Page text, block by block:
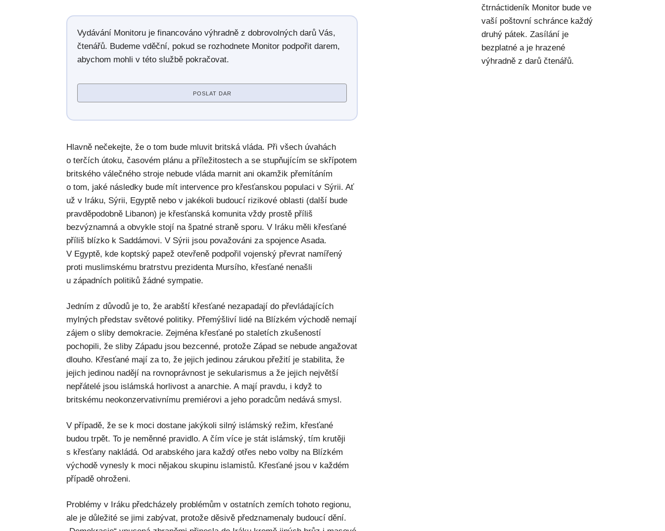
Vydávání Monitoru je financováno výhradně z dobrovolných darů Vás,
čtenářů. Budeme vděční, pokud se rozhodnete Monitor podpořit darem,
abychom mohli v této službě pokračovat.
POSLAT DAR
Hlavně nečekejte, že o tom bude mluvit britská vláda. Při všech úvahách
o terčích útoku, časovém plánu a příležitostech a se stupňujícím se skřípotem
britského válečného stroje nebude vláda marnit ani okamžik přemítáním
o tom, jaké následky bude mít intervence pro křesťanskou populaci v Sýrii. Ať
už v Iráku, Sýrii, Egyptě nebo v jakékoli budoucí rizikové oblasti (další bude
pravděpodobně Libanon) je křesťanská komunita vždy prostě příliš
bezvýznamná a obvykle stojí na špatné straně sporu. V Iráku měli křesťané
příliš blízko k Saddámovi. V Sýrii jsou považováni za spojence Asada.
V Egyptě, kde koptský papež otevřeně podpořil vojenský převrat namířený
proti muslimskému bratrstvu prezidenta Mursího, křesťané nenašli
u západních politiků žádné sympatie.
Jedním z důvodů je to, že arabští křesťané nezapadají do převládajících
mylných představ světové politiky. Přemýšliví lidé na Blízkém východě nemají
zájem o sliby demokracie. Zejména křesťané po staletích zkušeností
pochopili, že sliby Západu jsou bezcenné, protože Západ se nebude angažovat
dlouho. Křesťané mají za to, že jejich jedinou zárukou přežití je stabilita, že
jejich jedinou nadějí na rovnoprávnost je sekularismus a že jejich největší
nepřátelé jsou islámská horlivost a anarchie. A mají pravdu, i když to
britskému neokonzervativnímu premiérovi a jeho poradcům nedává smysl.
V případě, že se k moci dostane jakýkoli silný islámský režim, křesťané
budou trpět. To je neměnné pravidlo. A čím více je stát islámský, tím krutěji
s křesťany nakládá. Od arabského jara každý otřes nebo volby na Blízkém
východě vynesly k moci nějakou skupinu islamistů. Křesťané jsou v každém
případě ohroženi.
Problémy v Iráku předcházely problémům v ostatních zemích tohoto regionu,
ale je důležité se jimi zabývat, protože děsivě předznamenaly budoucí dění.
čtrnáctideník Monitor bude ve
vaší poštovní schránce každý
druhý pátek. Zasílání je
bezplatné a je hrazené
výhradně z darů čtenářů.